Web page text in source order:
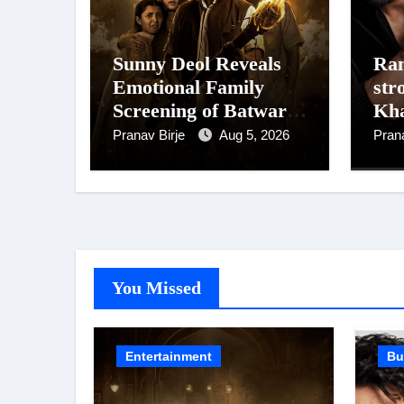
Sunny Deol Reveals
Emotional Family
Screening of Batwara
1947; Shares His
Pranav Birje Aug 5, 2026
You Missed
Entertainment